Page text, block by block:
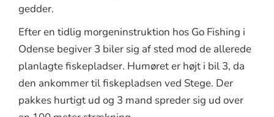
gedder.
Efter en tidlig morgeninstruktion hos Go Fishing i
Odense begiver 3 biler sig af sted mod de allerede
planlagte fiskepladser. Humøret er højt i bil 3, da
den ankommer til fiskepladsen ved Stege. Der
pakkes hurtigt ud og 3 mand spreder sig ud over